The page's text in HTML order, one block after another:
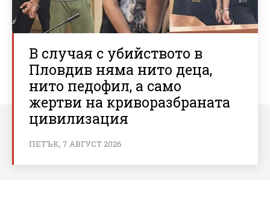
В случая с убийството в
Пловдив няма нито деца,
нито педофил, а само
жертви на криворазбраната
цивилизация
ПЕТЪК, 7 АВГУСТ 2026